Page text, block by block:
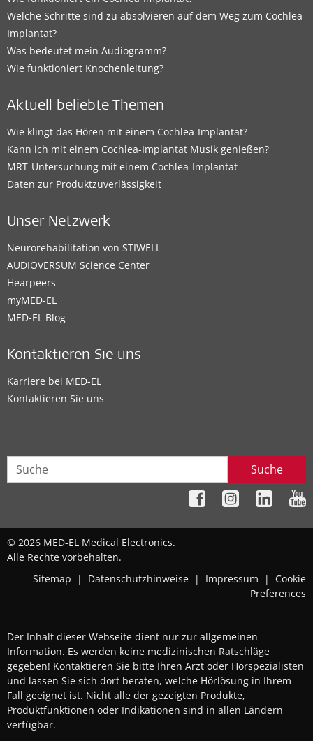
Welche Schritte sind zu absolvieren auf dem Weg zum Cochlea-
Implantat?
Was bedeutet mein Audiogramm?
Wie funktioniert Knochenleitung?
Aktuell beliebte Themen
Wie klingt das Hören mit einem Cochlea-Implantat?
Kann ich mit einem Cochlea-Implantat Musik genießen?
MRT-Untersuchung mit einem Cochlea-Implantat
Daten zur Produktzuverlässigkeit
Unser Netzwerk
Neurorehabilitation von STIWELL
AUDIOVERSUM Science Center
Hearpeers
myMED‑EL
MED-EL Blog
Kontaktieren Sie uns
Karriere bei MED-EL
Kontaktieren Sie uns
Suche
© 2026 MED-EL Medical Electronics.
Alle Rechte vorbehalten.
Sitemap
| Datenschutzhinweise | Impressum | Cookie
Preferences
Der Inhalt dieser Webseite dient nur zur allgemeinen
Information. Es werden keine medizinischen Ratschläge
gegeben! Kontaktieren Sie bitte Ihren Arzt oder Hörspezialisten
und lassen Sie sich dort beraten, welche Hörlösung in Ihrem
Fall geeignet ist. Nicht alle der gezeigten Produkte,
Produktfunktionen oder Indikationen sind in allen Ländern
verfügbar.